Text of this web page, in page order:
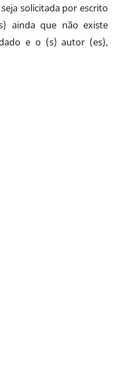
solicitada por escrito
ainda que não existe
e o (s) autor (es),